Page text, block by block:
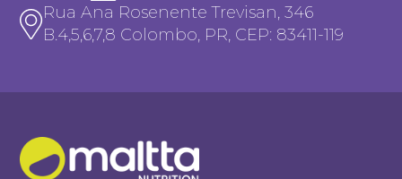
Rua Ana Rosenente Trevisan, 346
B.4,5,6,7,8 Colombo, PR, CEP: 83411-119